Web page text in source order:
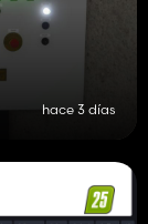
hace 3 días